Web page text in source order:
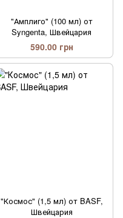
"Амплиго" (100 мл) от
Syngenta, Швейцария
590.00 грн
"Космос" (1,5 мл) от BASF,
Швейцария